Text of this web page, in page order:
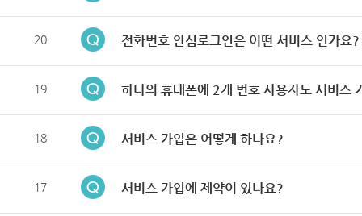
20 전화번호 안심로그인은 어떤 서비스 인가요?
19 하나의 휴대폰에 2개 번호 사용자도 서비스
18 서비스 가입은 어떻게 하나요?
17 서비스 가입에 제약이 있나요?